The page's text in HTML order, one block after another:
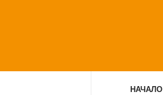
НАЧАЛО